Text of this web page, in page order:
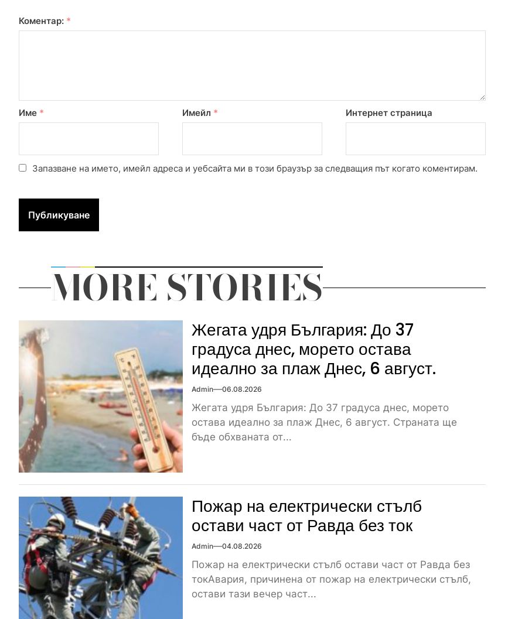
Коментар: *
Име * Имейл * Интернет страница
Запазване на името, имейл адреса и уебсайта ми в този браузър за следващия път когато коментирам.
MORE STORIES
Жегата удря България: До 37
градуса днес, морето остава
идеално за плаж Днес, 6 август.
Admin 06.08.2026
Жегата удря България: До 37 градуса днес, морето
остава идеално за плаж Днес, 6 август. Страната ще
бъде обхваната от...
Пожар на електрически стълб
остави част от Равда без ток
Admin 04.08.2026
Пожар на електрически стълб остави част от Равда без
токАвария, причинена от пожар на електрически стълб,
остави тази вечер част...